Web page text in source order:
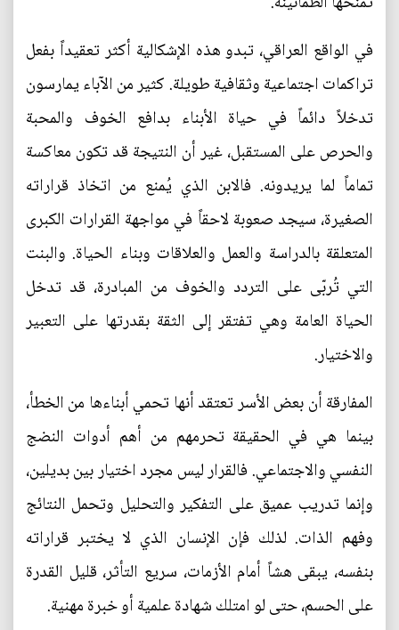
في الواقع العراقي، تبدو هذه الإشكالية أكثر تعقيداً بفعل
تراكمات اجتماعية وثقافية طويلة. كثير من الآباء يمارسون
تدخلاً دائماً في حياة الأبناء بدافع الخوف والمحبة
والحرص على المستقبل، غير أن النتيجة قد تكون معاكسة
تماماً لما يريدونه. فالابن الذي يُمنع من اتخاذ قراراته
الصغيرة، سيجد صعوبة لاحقاً في مواجهة القرارات الكبرى
المتعلقة بالدراسة والعمل والعلاقات وبناء الحياة. والبنت
التي تُربّى على التردد والخوف من المبادرة، قد تدخل
الحياة العامة وهي تفتقر إلى الثقة بقدرتها على التعبير
والاختيار.
المفارقة أن بعض الأسر تعتقد أنها تحمي أبناءها من الخطأ،
بينما هي في الحقيقة تحرمهم من أهم أدوات النضج
النفسي والاجتماعي. فالقرار ليس مجرد اختيار بين بديلين،
وإنما تدريب عميق على التفكير والتحليل وتحمل النتائج
وفهم الذات. لذلك فإن الإنسان الذي لا يختبر قراراته
بنفسه، يبقى هشاً أمام الأزمات، سريع التأثر، قليل القدرة
على الحسم، حتى لو امتلك شهادة علمية أو خبرة مهنية.